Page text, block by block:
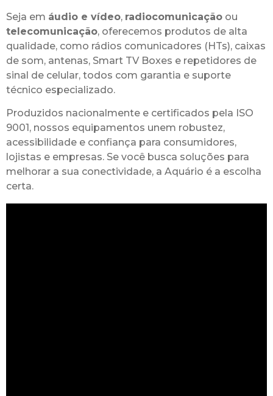
Seja em áudio e vídeo, radiocomunicação ou
telecomunicação, oferecemos produtos de alta
qualidade, como rádios comunicadores (HTs), caixas
de som, antenas, Smart TV Boxes e repetidores de
sinal de celular, todos com garantia e suporte
técnico especializado.
Produzidos nacionalmente e certificados pela ISO
9001, nossos equipamentos unem robustez,
acessibilidade e confiança para consumidores,
lojistas e empresas. Se você busca soluções para
melhorar a sua conectividade, a Aquário é a escolha
certa.